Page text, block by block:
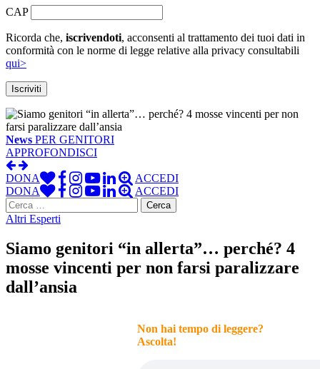
CAP
Ricorda che, iscrivendoti, acconsenti al trattamento dei tuoi dati in
conformità con le norme di legge relative alla privacy consultabili
qui>
News PER GENITORI
APPROFONDISCI
DONA
ACCEDI
DONA
ACCEDI
Ricerca
per:
Altri Esperti
Siamo genitori “in allerta”… perché? 4
mosse vincenti per non farsi paralizzare
dall’ansia
Non hai tempo di leggere?
Ascolta!